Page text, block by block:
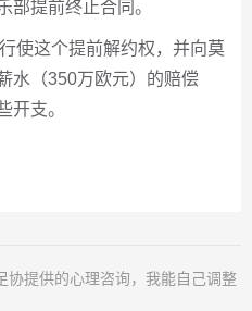
部提前终止合同。
使这个提前解约权，并向莫
水（350万欧元）的赔偿
开支。
协提供的心理咨询，我能自己调整